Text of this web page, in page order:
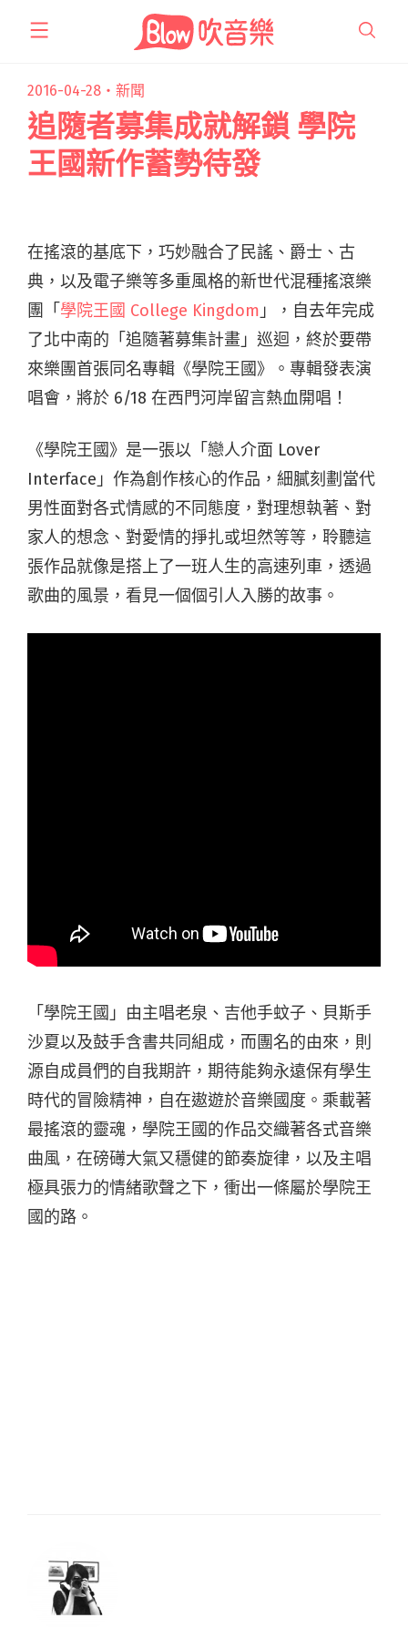
2016-04-28・ 新聞
追隨者募集成就解鎖 學院
王國新作蓄勢待發
在搖滾的基底下，巧妙融合了民謠、爵士、古
典，以及電子樂等多重風格的新世代混種搖滾樂
團「 學院王國 College Kingdom 」，自去年完成
了北中南的「追隨著募集計畫」巡迴，終於要帶
來樂團首張同名專輯《學院王國》。專輯發表演
唱會，將於 6/18 在西門河岸留言熱血開唱！
《學院王國》是一張以「戀人介面 Lover
Interface」作為創作核心的作品，細膩刻劃當代
男性面對各式情感的不同態度，對理想執著、對
家人的想念、對愛情的掙扎或坦然等等，聆聽這
張作品就像是搭上了一班人生的高速列車，透過
歌曲的風景，看見一個個引人入勝的故事。
「學院王國」由主唱老泉、吉他手蚊子、貝斯手
沙夏以及鼓手含書共同組成，而團名的由來，則
源自成員們的自我期許，期待能夠永遠保有學生
時代的冒險精神，自在遨遊於音樂國度。乘載著
最搖滾的靈魂，學院王國的作品交織著各式音樂
曲風，在磅礡大氣又穩健的節奏旋律，以及主唱
極具張力的情緒歌聲之下，衝出一條屬於學院王
國的路。